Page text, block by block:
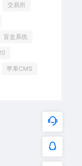
交易所
盲盒系统
苹果CMS